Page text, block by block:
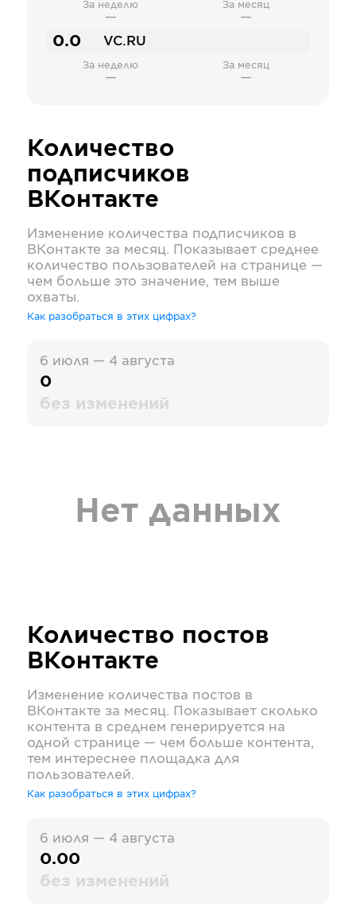
За неделю
—
За месяц
—
0.0 VC.RU
За неделю
—
За месяц
—
Количество
подписчиков
ВКонтакте
Изменение количества подписчиков в
ВКонтакте за месяц. Показывает среднее
количество пользователей на странице —
чем больше это значение, тем выше
охваты.
Как разобраться в этих цифрах?
6 июля — 4 августа
0
без изменений
Нет данных
Количество постов
ВКонтакте
Изменение количества постов в
ВКонтакте за месяц. Показывает сколько
контента в среднем генерируется на
одной странице — чем больше контента,
тем интереснее площадка для
пользователей.
Как разобраться в этих цифрах?
6 июля — 4 августа
0.00
без изменений